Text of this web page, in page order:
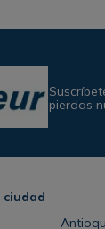
pierdas
ciudad